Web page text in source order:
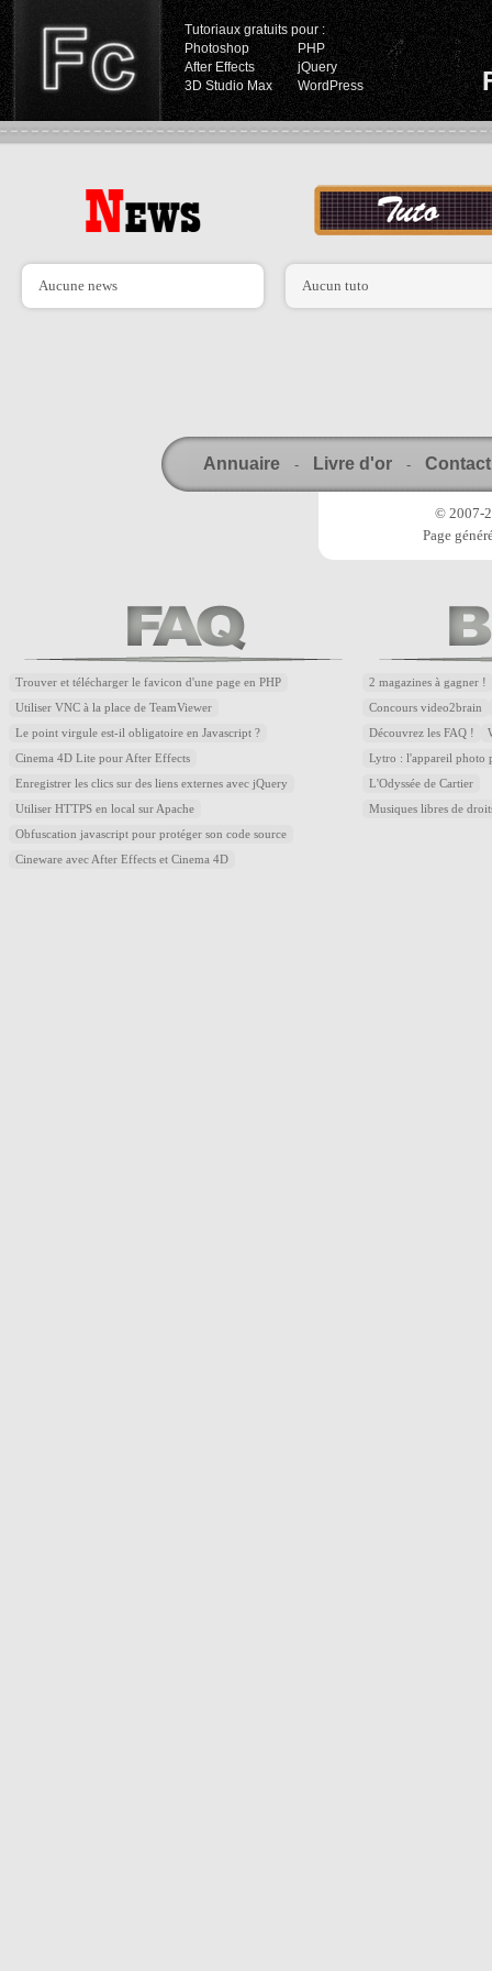
Tutoriaux gratuits pour :
Photoshop
PHP
After Effects
jQuery
3D Studio Max
WordPress
Aucune news Aucun tuto
Annuaire - Livre d'or - Contact
© 2007-
Page
Trouver et télécharger le favicon d'une page en PHP
Utiliser VNC à la place de TeamViewer
Le point virgule est-il obligatoire en Javascript ?
Cinema 4D Lite pour After Effects
Enregistrer les clics sur des liens externes avec jQuery
Utiliser HTTPS en local sur Apache
Obfuscation javascript pour protéger son code source
Cineware avec After Effects et Cinema 4D
2 magazines à gagner !
Concours video2brain
Découvrez les FAQ !
Lytro : l'appareil photo
L'Odyssée de Cartier
Musiques libres de